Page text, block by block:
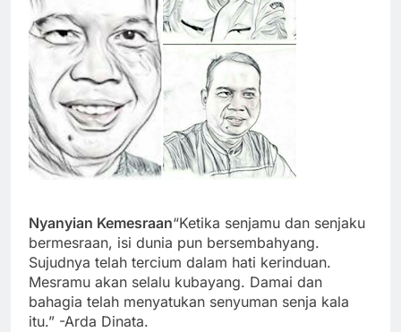
Nyanyian Kemesraan“Ketika senjamu dan senjaku
bermesraan, isi dunia pun bersembahyang.
Sujudnya telah tercium dalam hati kerinduan.
Mesramu akan selalu kubayang. Damai dan
bahagia telah menyatukan senyuman senja kala
itu.” -Arda Dinata.